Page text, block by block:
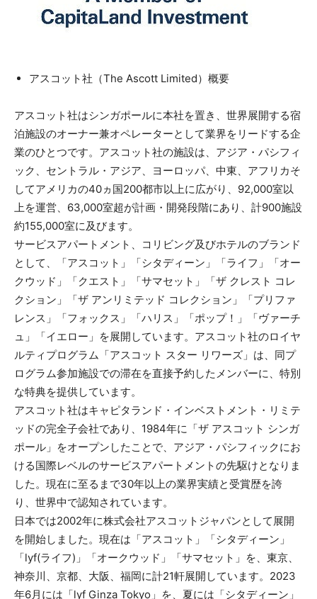
アスコット社（The Ascott Limited）概要
アスコット社はシンガポールに本社を置き、世界展開する宿
泊施設のオーナー兼オペレーターとして業界をリードする企
業のひとつです。アスコット社の施設は、アジア・パシフィ
ック、セントラル・アジア、ヨーロッパ、中東、アフリカそ
してアメリカの40ヵ国200都市以上に広がり、92,000室以
上を運営、63,000室超が計画・開発段階にあり、計900施設
約155,000室に及びます。
サービスアパートメント、コリビング及びホテルのブランド
として、「アスコット」「シタディーン」「ライフ」「オー
クウッド」「クエスト」「サマセット」「ザ クレスト コレ
クション」「ザ アンリミテッド コレクション」「プリファ
レンス」「フォックス」「ハリス」「ポップ！」「ヴァーチ
ュ」「イエロー」を展開しています。アスコット社のロイヤ
ルティプログラム「アスコット スター リワーズ」は、同プ
ログラム参加施設での滞在を直接予約したメンバーに、特別
な特典を提供しています。
アスコット社はキャピタランド・インベストメント・リミテ
ッドの完全子会社であり、1984年に「ザ アスコット シンガ
ポール」をオープンしたことで、アジア・パシフィックにお
ける国際レベルのサービスアパートメントの先駆けとなりま
した。現在に至るまで30年以上の業界実績と受賞歴を誇
り、世界中で認知されています。
日本では2002年に株式会社アスコットジャパンとして展開
を開始しました。現在は「アスコット」「シタディーン」
「lyf(ライフ)」「オークウッド」「サマセット」を、東京、
神奈川、京都、大阪、福岡に計21軒展開しています。2023
年6月には「lyf Ginza Tokyo」を、夏には「シタディーン」